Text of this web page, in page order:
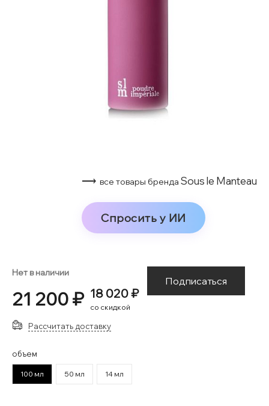
⟶ все товары бренда Sous le Manteau
Спросить у ИИ
Нет в наличии
21 200 ₽ 18 020 ₽
со скидкой
Подписаться
Рассчитать доставку
объем
100 мл 50 мл 14 мл